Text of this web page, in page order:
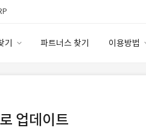
기 파트너스 찾기 이용방법
업데이트